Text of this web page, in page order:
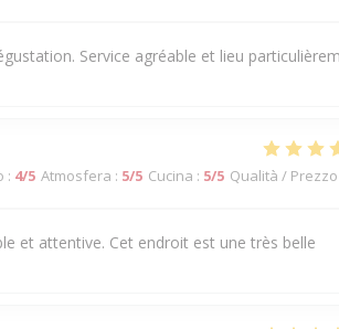
Service agréable et lieu
: 4/5 Atmosfera : 5/5 Cucina : 5/5 Qualità / Prezzo
et attentive. Cet endroit est une très belle